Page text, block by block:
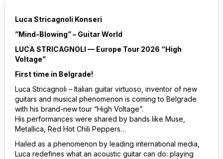
Luca Stricagnoli Konseri
”Mind-Blowing” – Guitar World
LUCA STRICAGNOLI — Europe Tour 2026 “High
Voltage”
First time in Belgrade!
Luca Stricagnoli – Italian guitar virtuoso, inventor of new
guitars and musical phenomenon is coming to Belgrade
with his brand-new tour “High Voltage”.
His performances were shared by bands like Muse,
Metallica, Red Hot Chili Peppers…
Hailed as a phenomenon by leading international media,
Luca redefines what an acoustic guitar can do: playing